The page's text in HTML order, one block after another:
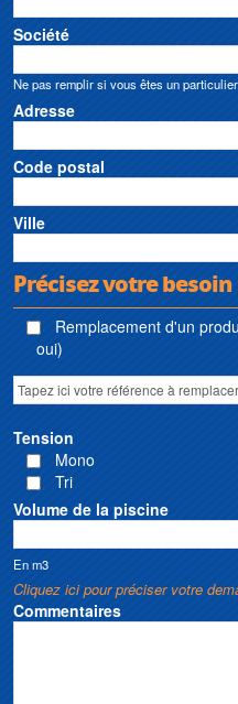
Société
Ne pas remplir si vous êtes un particulier
Adresse
Code postal
Ville
Précisez votre besoin
Remplacement d'un
oui)
Tension
Mono
Tri
Volume de la piscine
En m3
Cliquez ici pour préciser votre
Commentaires